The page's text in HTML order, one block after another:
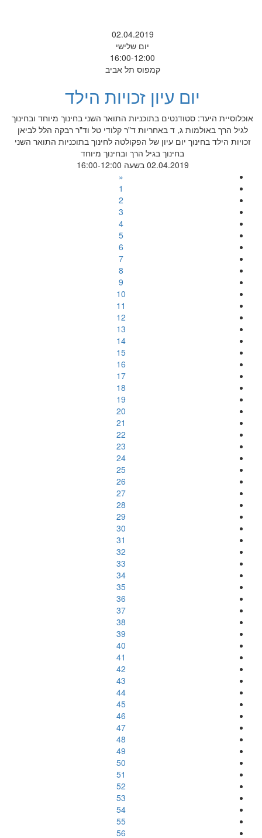
02.04.2019
יום שלישי
16:00-12:00
קמפוס תל אביב
יום עיון זכויות הילד
אוכלוסיית היעד: סטודנטים בתוכניות התואר השני בחינוך מיוחד ובחינוך
לגיל הרך באולמות ג, ד באחריות ד"ר קלודי טל וד"ר רבקה הלל לביאן
זכויות הילד בחינוך יום עיון של הפקולטה לחינוך בתוכניות התואר השני
בחינוך בגיל הרך ובחינוך מיוחד
02.04.2019 בשעה 16:00-12:00
«
1
2
3
4
5
6
7
8
9
10
11
12
13
14
15
16
17
18
19
20
21
22
23
24
25
26
27
28
29
30
31
32
33
34
35
36
37
38
39
40
41
42
43
44
45
46
47
48
49
50
51
52
53
54
55
56